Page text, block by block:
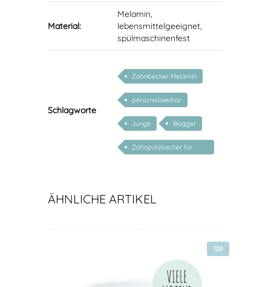
Material:
Melamin,
lebensmittelgeeignet,
spülmaschinenfest
Schlagworte
Zahnbecher Melamin
personalisierbar
Junge Bagger
Zahnputzbecher für
ÄHNLICHE ARTIKEL
TOP